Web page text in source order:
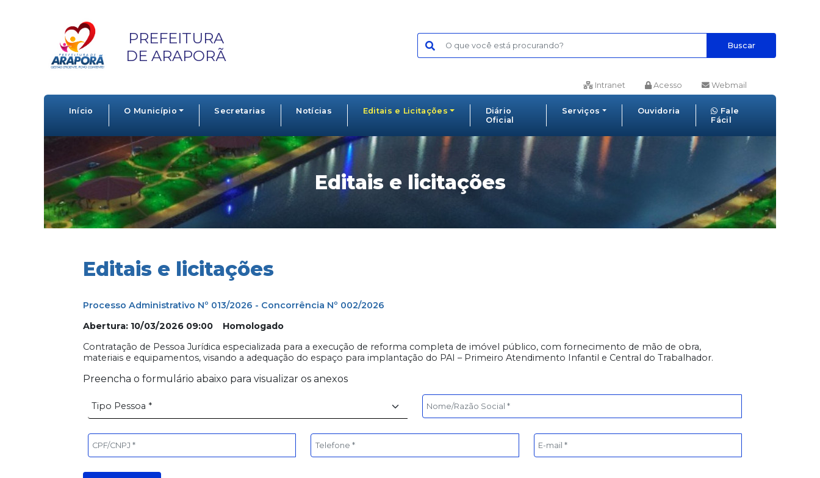
PREFEITURA
DE ARAPORÃ
Buscar
Intranet Acesso Webmail
Início O Município Secretarias Notícias Editais e Licitações
Diário
Oficial
Serviços Ouvidoria
Fale
Fácil
Editais e licitações
Editais e licitações
Processo Administrativo Nº 013/2026 - Concorrência Nº 002/2026
Abertura: 10/03/2026 09:00 Homologado
Contratação de Pessoa Jurídica especializada para a execução de reforma completa de imóvel público, com fornecimento de mão de obra,
materiais e equipamentos, visando a adequação do espaço para implantação do PAI – Primeiro Atendimento Infantil e Central do Trabalhador.
Preencha o formulário abaixo para visualizar os anexos